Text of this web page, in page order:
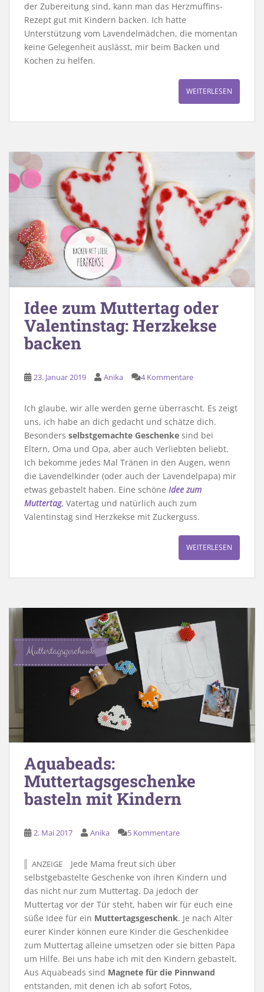
der Zubereitung sind, kann man das Herzmuffins-
Rezept gut mit Kindern backen. Ich hatte
Unterstützung vom Lavendelmädchen, die momentan
keine Gelegenheit auslässt, mir beim Backen und
Kochen zu helfen.
WEITERLESEN
Idee zum Muttertag oder
Valentinstag: Herzkekse
backen
23. Januar 2019 Anika 4 Kommentare
Ich glaube, wir alle werden gerne überrascht. Es zeigt
uns, ich habe an dich gedacht und schätze dich.
Besonders selbstgemachte Geschenke sind bei
Eltern, Oma und Opa, aber auch Verliebten beliebt.
Ich bekomme jedes Mal Tränen in den Augen, wenn
die Lavendelkinder (oder auch der Lavendelpapa) mir
etwas gebastelt haben. Eine schöne Idee zum
Muttertag, Vatertag und natürlich auch zum
Valentinstag sind Herzkekse mit Zuckerguss.
WEITERLESEN
Aquabeads:
Muttertagsgeschenke
basteln mit Kindern
2. Mai 2017 Anika 5 Kommentare
ANZEIGE
Jede Mama freut sich über
selbstgebastelte Geschenke von ihren Kindern und
das nicht nur zum Muttertag. Da jedoch der
Muttertag vor der Tür steht, haben wir für euch eine
süße Idee für ein Muttertagsgeschenk. Je nach Alter
eurer Kinder können eure Kinder die Geschenkidee
zum Muttertag alleine umsetzen oder sie bitten Papa
um Hilfe. Bei uns habe ich mit den Kindern gebastelt.
Aus Aquabeads sind Magnete für die Pinnwand
entstanden, mit denen ich ab sofort Fotos,